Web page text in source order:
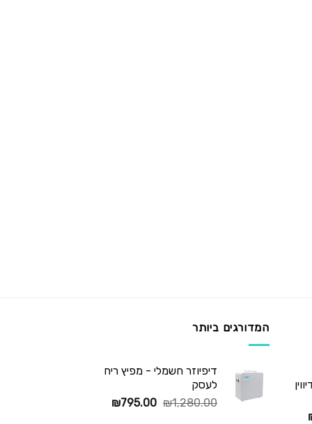
המחיר
המדורגים ביותר
דיפיוזר חשמלי - מפיץ ריח
לעסק
₪1,280.00
המחיר
₪795.00
המחיר